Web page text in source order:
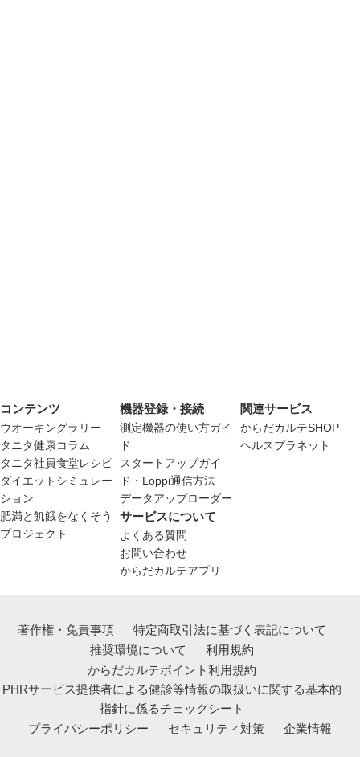
コンテンツ
ウオーキングラリー
タニタ健康コラム
タニタ社員食堂レシピ
ダイエットシミュレー
ション
肥満と飢餓をなくそう
プロジェクト
機器登録・接続
測定機器の使い方ガイ
ド
スタートアップガイ
ド・Loppi通信方法
データアップローダー
サービスについて
よくある質問
お問い合わせ
からだカルテアプリ
関連サービス
からだカルテSHOP
ヘルスプラネット
著作権・免責事項
特定商取引法に基づく表記について
推奨環境について
利用規約
からだカルテポイント利用規約
PHRサービス提供者による健診等情報の取扱いに関する基本的
指針に係るチェックシート
プライバシーポリシー
セキュリティ対策 企業情報